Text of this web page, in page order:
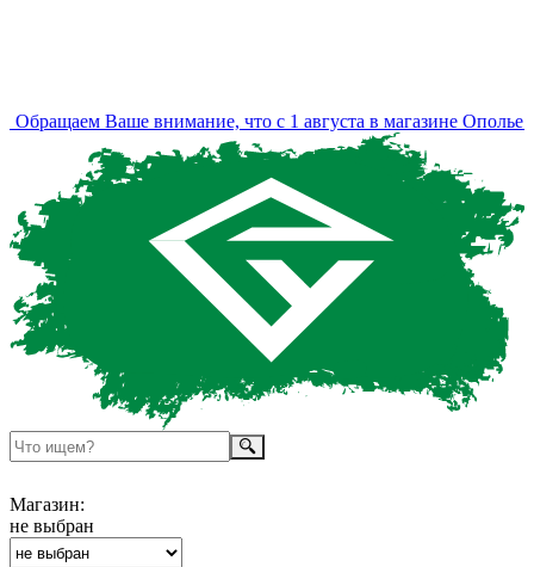
Ваше внимание, что с 1 августа в магазине Ополье
Магазин:
не выбран